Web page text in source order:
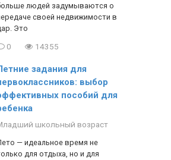
людей задумываются о
своей недвижимости в
Это
0 14355
задания для
выбор
пособий для
школьный возраст
— идеальное время не
для отдыха, но и для